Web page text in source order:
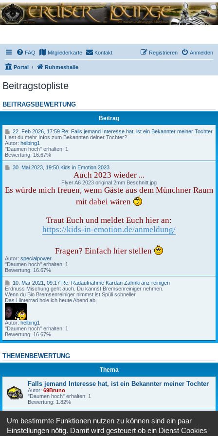
FAQ Mitgliederkarte Kontakt Anmelden
Registrieren
Portal Ruhmeshalle
Beitragstopliste
BEITRAGSBEWERTUNG
Beitrag
2
2
.
F
e
b
2
,
l
l
s
j
e
m
a
n
d
I
n
t
e
r
e
s
e
h
t
i
s
t
i
n
B
e
k
22. Feb 2026, 17:59 Re: Falls jemand Interesse hat, ist ein Bekannter meiner Tochter
Hast du mehr Infos zum Bekannten deiner Tochter?
Autor: helbing1
"Daumen hoch" erhalten: 1
Bewertung: 16.67%
3
a
K
i
d
s
i
n
E
m
o
t
i
o
n
2
2
3
30. Mai 2023, 19:50 Kids in Emotion 2023
Auch 2023 wieder ...
Flyer A6 2023 original 2mm Beschnitt.jpg
Es würde mich freuen, wenn Gäste aus dem Münchner Raum
mit dabei wären
Traut Euch und meldet Euch hier an:
https://kids-in-emotion.de/anmeldung/
Fragen? Einfach hier stellen
Autor: specialpower
"Daumen hoch" erhalten: 1
Bewertung: 16.67%
1
0
.
M
r
2
0
2
1
,
9
:
1
e
:
R
d
u
f
n
10. Mär 2021, 09:17 Re: Radaufnahme Kardan Zahnkranz reinigen
Erdnuss Mischung geht auch. Du kannst Bremsenreiniger nehmen.
Wenn du Bio Bremsenreiniger nimmst ist Spüli schneller.
Das Hinterrad hole ich heute Abend ab.
Autor: helbing1
"Daumen hoch" erhalten: 1
Bewertung: 16.67%
THEMENBEWERTUNG
Thema
Falls jemand Interesse hat, ist ein Bekannter meiner Tochter
Autor: 69Bruno
"Daumen hoch" erhalten: 1
Bewertung: 1.82%
Autor:specialpower
"Daumen hoch" erhalten: 1
Bewertung: 1.82%
Um bestimmte Funktionen nutzen zu können sind ein paar
Einstellungen nötig. Damit wird gesteuert ob ein Dienst Cookies